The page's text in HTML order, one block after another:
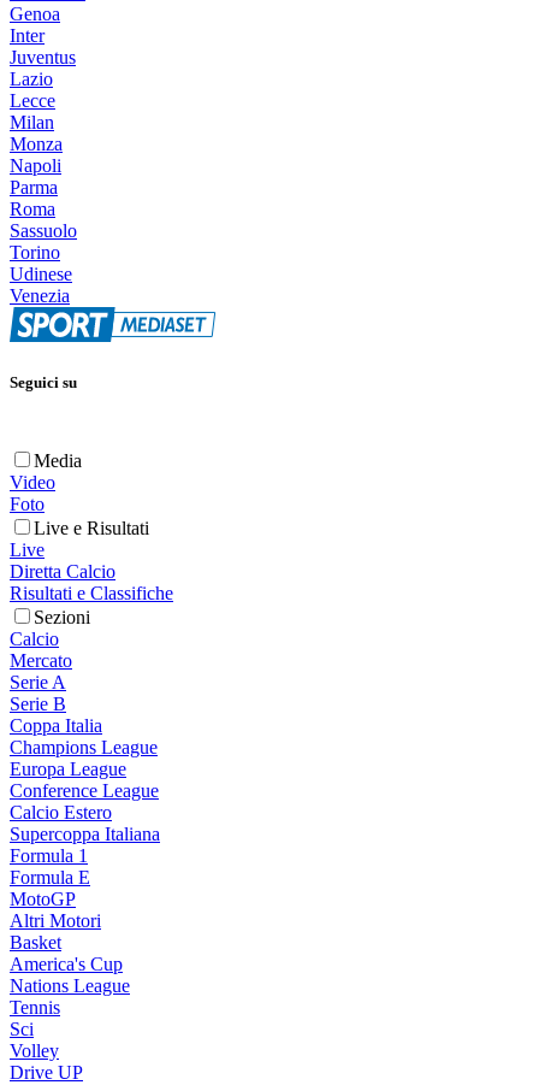
Genoa
Inter
Juventus
Lazio
Lecce
Milan
Monza
Napoli
Parma
Roma
Sassuolo
Torino
Udinese
Venezia
Seguici su
Media
Video
Foto
Live e Risultati
Live
Diretta Calcio
Risultati e Classifiche
Sezioni
Calcio
Mercato
Serie A
Serie B
Coppa Italia
Champions League
Europa League
Conference League
Calcio Estero
Supercoppa Italiana
Formula 1
Formula E
MotoGP
Altri Motori
Basket
America's Cup
Nations League
Tennis
Sci
Volley
Drive UP